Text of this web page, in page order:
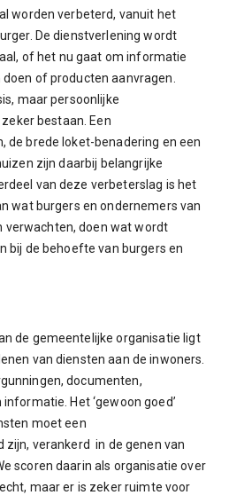
worden verbeterd, vanuit het
De dienstverlening wordt
of het nu gaat om informatie
of producten aanvragen.
maar persoonlijke
bestaan. Een
de brede loket-benadering en een
zijn daarbij belangrijke
van deze verbeterslag is het
wat burgers en ondernemers van
verwachten, doen wat wordt
bij de behoefte van burgers en
de gemeentelijke organisatie ligt
van diensten aan de inwoners.
documenten,
Het ‘gewoon goed’
moet een
verankerd in de genen van
scoren daarin als organisatie over
maar er is zeker ruimte voor